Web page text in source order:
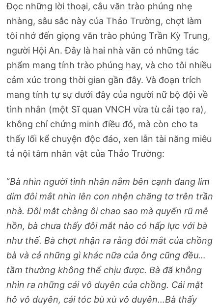
Đọc những lời thoại, câu văn trào phúng nhẹ
nhàng, sâu sắc này của Thảo Trường, chợt làm
tôi nhớ đến giọng văn trào phúng Trần Kỳ Trung,
người Hội An. Đây là hai nhà văn có những tác
phẩm mang tính trào phúng hay, và cho tôi nhiều
cảm xúc trong thời gian gần đây. Và đoạn trích
mang tính tự sự dưới đây của người nữ bộ đội về
tình nhân (một Sĩ quan VNCH vừa tù cải tạo ra),
không chỉ chứng minh điều đó, mà còn cho ta
thấy lối kể chuyện độc đáo, xen lẫn tài năng miêu
tả nội tâm nhân vật của Thảo Trường:
“Bà nhìn người tình nhân nằm bên cạnh đang lim
dim đôi mắt nhìn lên con nhện chăng tơ trên trần
nhà. Đôi mắt chàng ôi chao sao mà quyến rũ mê
hồn, bà chưa thấy đôi mắt nào có hấp lực với bà
như thế. Bà chợt nhận ra rằng đôi mắt của chồng
bà và cả những gì khác nữa của ông cũng đều…
tầm thường không thể chịu được. Bà đã không
nhìn ra những cái vô duyên của chồng. Cái mặt
hô vô duyên, cái tóc bù xù vô duyên…Bà thấy